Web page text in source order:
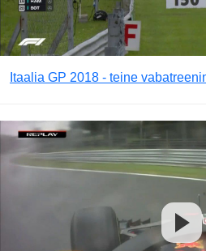
Itaalia GP 2018 - teine